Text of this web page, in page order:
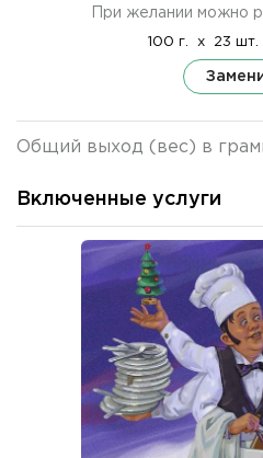
При желании можно
100 г. x 23 шт.
Общий выход (вес) в
Включенные услуги